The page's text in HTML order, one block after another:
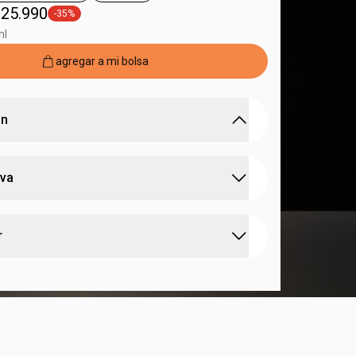
general.tag -35%
-35%
agregar a mi bolsa
florales femeninos con notas cremosas y
todo el potencial del chipre amaderado